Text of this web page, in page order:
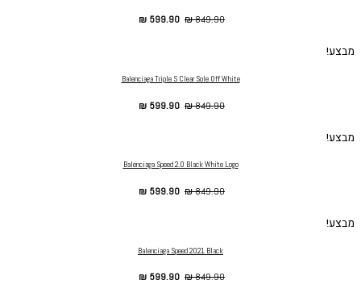
₪849.90
₪ 599.90
מבצע!
Balenciaga Triple S Clear Sole Off White
₪849.90
₪ 599.90
מבצע!
Balenciaga Speed 2.0 Black White Logo
₪849.90
₪ 599.90
מבצע!
Balenciaga Speed 2021 Black
₪849.90
₪ 599.90